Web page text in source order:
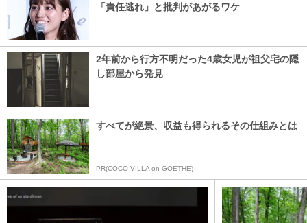
「責任逃れ」と批判があがるワケ
2年前から行方不明だった4歳女児が祖父宅の隠
し部屋から発見
すべてが絶景、収益も得られるその仕組みとは
PR(COCO VILLA on GOETHE)